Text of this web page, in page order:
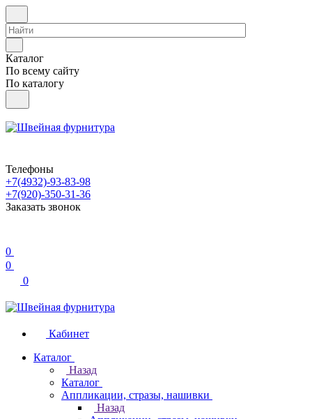
Каталог
По всему сайту
По каталогу
Телефоны
+7(4932)-93-83-98
+7(920)-350-31-36
Заказать звонок
0
0
0
Кабинет
Каталог
Назад
Каталог
Аппликации, стразы, нашивки
Назад